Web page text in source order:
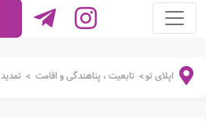
اپلای تو> تابعیت ، پناهندگی و اقامت >